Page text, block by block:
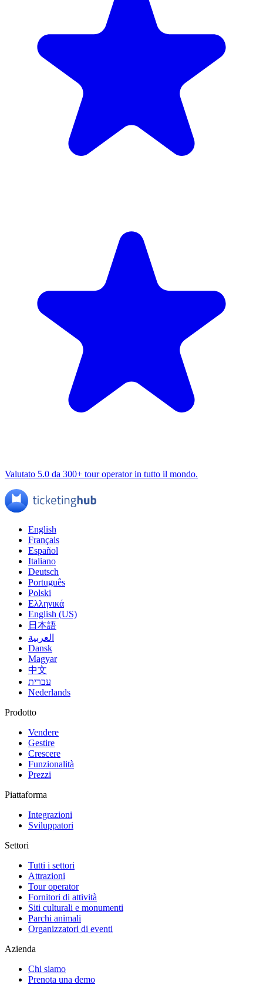
Valutato 5.0 da 300+ tour operator in tutto il mondo.
English
Français
Español
Italiano
Deutsch
Português
Polski
Ελληνικά
English (US)
日本語
العربية
Dansk
Magyar
中文
עברית
Nederlands
Prodotto
Vendere
Gestire
Crescere
Funzionalità
Prezzi
Piattaforma
Integrazioni
Sviluppatori
Settori
Tutti i settori
Attrazioni
Tour operator
Fornitori di attività
Siti culturali e monumenti
Parchi animali
Organizzatori di eventi
Azienda
Chi siamo
Prenota una demo